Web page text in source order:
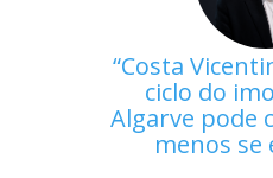
Costa
ciclo do
Algarve pode
menos se